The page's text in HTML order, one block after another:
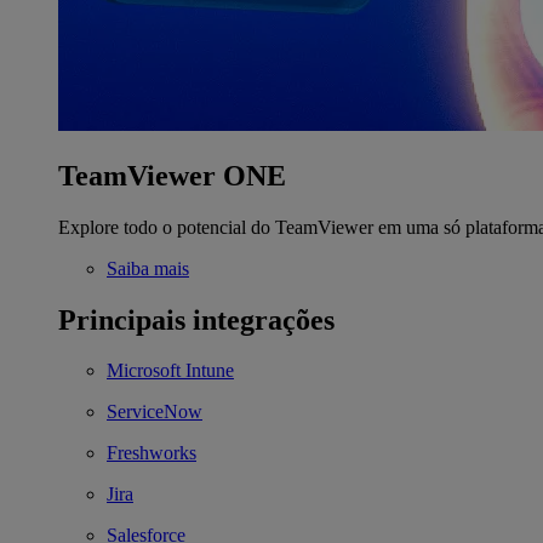
TeamViewer ONE
Explore todo o potencial do TeamViewer em uma só
Saiba mais
Principais integrações
Microsoft Intune
ServiceNow
Freshworks
Jira
Salesforce